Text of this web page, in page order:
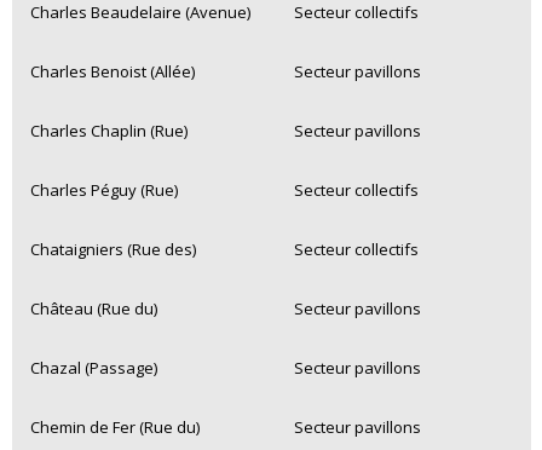
Charles Beaudelaire (Avenue) Secteur collectifs
Charles Benoist (Allée) Secteur pavillons
Charles Chaplin (Rue) Secteur pavillons
Charles Péguy (Rue) Secteur collectifs
Chataigniers (Rue des) Secteur collectifs
Château (Rue du) Secteur pavillons
Chazal (Passage) Secteur pavillons
Chemin de Fer (Rue du) Secteur pavillons